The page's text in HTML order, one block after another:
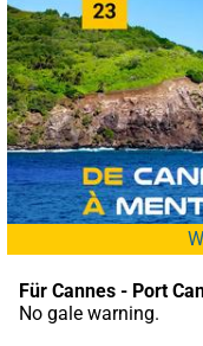
Für Cannes - Port
No gale warning.